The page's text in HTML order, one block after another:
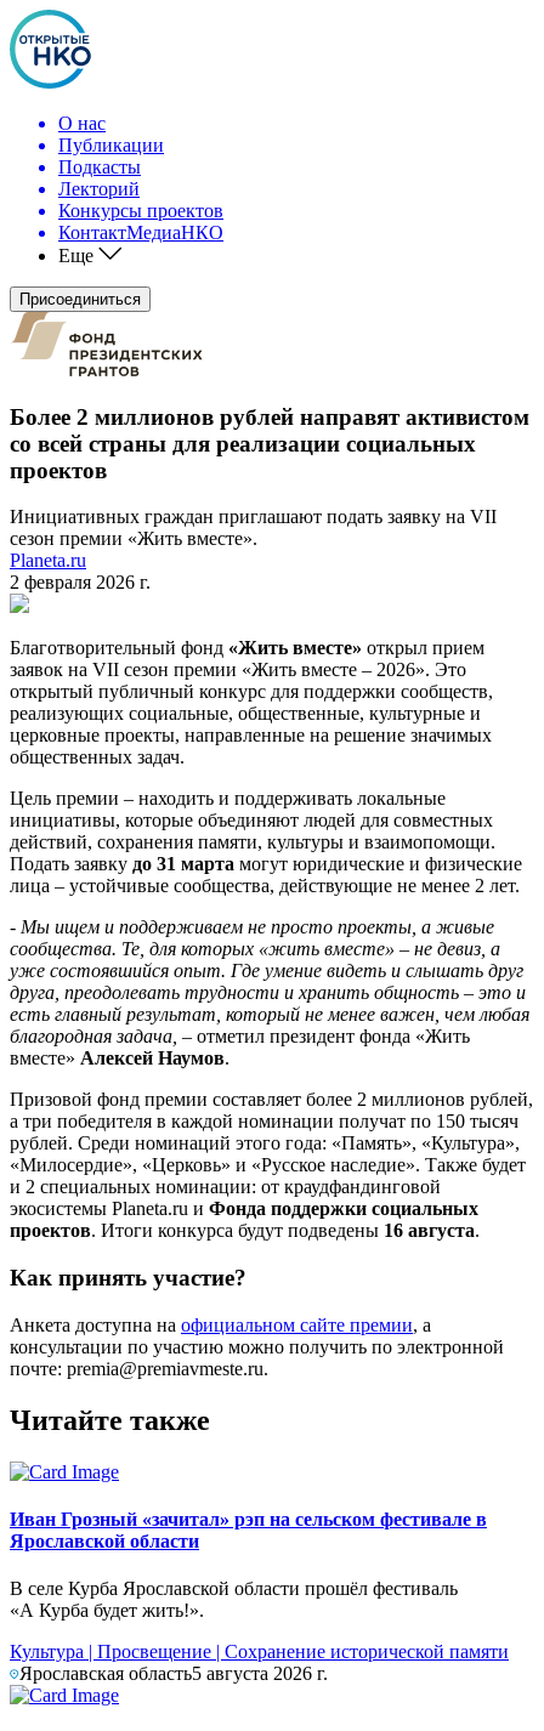
О нас
Публикации
Подкасты
Лекторий
Конкурсы проектов
КонтактМедиаНКО
Еще
Присоединиться
Более 2 миллионов рублей направят активистом
со всей страны для реализации социальных
проектов
Инициативных граждан приглашают подать заявку на VII
сезон премии «Жить вместе».
Planeta.ru
2 февраля 2026 г.
Благотворительный фонд «Жить вместе» открыл прием
заявок на VII сезон премии «Жить вместе – 2026». Это
открытый публичный конкурс для поддержки сообществ,
реализующих социальные, общественные, культурные и
церковные проекты, направленные на решение значимых
общественных задач.
Цель премии – находить и поддерживать локальные
инициативы, которые объединяют людей для совместных
действий, сохранения памяти, культуры и взаимопомощи.
Подать заявку до 31 марта могут юридические и физические
лица – устойчивые сообщества, действующие не менее 2 лет.
- Мы ищем и поддерживаем не просто проекты, а живые
сообщества. Те, для которых «жить вместе» – не девиз, а
уже состоявшийся опыт. Где умение видеть и слышать друг
друга, преодолевать трудности и хранить общность – это и
есть главный результат, который не менее важен, чем любая
благородная задача, – отметил президент фонда «Жить
вместе» Алексей Наумов.
Призовой фонд премии составляет более 2 миллионов рублей,
а три победителя в каждой номинации получат по 150 тысяч
рублей. Среди номинаций этого года: «Память», «Культура»,
«Милосердие», «Церковь» и «Русское наследие». Также будет
и 2 специальных номинации: от краудфандинговой
экосистемы Planeta.ru и Фонда поддержки социальных
проектов. Итоги конкурса будут подведены 16 августа.
Как принять участие?
Анкета доступна на официальном сайте премии, а
консультации по участию можно получить по электронной
почте: premia@premiavmeste.ru.
Читайте также
Иван Грозный «зачитал» рэп на сельском фестивале в
Ярославской области
В селе Курба Ярославской области прошёл фестиваль
«А Курба будет жить!».
Культура | Просвещение | Сохранение исторической памяти
Ярославская область5 августа 2026 г.